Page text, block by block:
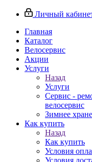
Личный
Главная
Каталог
Велосервис
Акции
Услуги
Назад
Услуги
Сервис -
велосервис
Зимнее
Как купить
Назад
Как купить
Условия
Условия